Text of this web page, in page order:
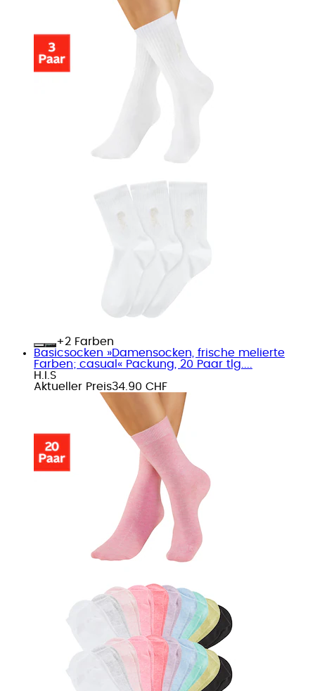
+
Farben
Basicsocken »Damensocken, frische melierte
Farben; casual« Packung, 20 Paar tlg....
H.I.S
Aktueller Preis34.90 CHF